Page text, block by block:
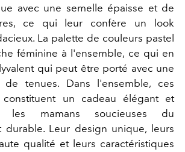
avec une semelle épaisse et de
ce qui leur confère un look
La palette de couleurs pastel
féminine à l'ensemble, ce qui en
qui peut être porté avec une
de tenues. Dans l'ensemble, ces
constituent un cadeau élégant et
les mamans soucieuses du
durable. Leur design unique, leurs
qualité et leurs caractéristiques